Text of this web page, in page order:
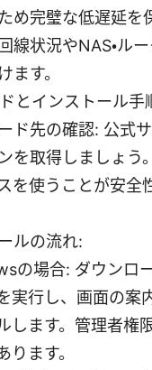
め完璧な低遅延を
線状況やNAS・ル
ます。
とインストール手
ド先の確認: 公式
を取得しましょう
を使うことが安全
ルの流れ:
の場合: ダウンロ
実行し、画面の案
します。管理者権
ります。